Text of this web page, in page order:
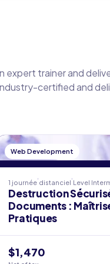
expert trainer and
certified and
Web Development
1 journée distanciel Level
Destruction
Documents :
Pratiques
$1,470